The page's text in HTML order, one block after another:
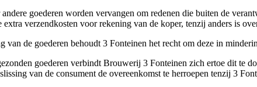
goederen worden vervangen om redenen die buiten de
verzendkosten voor rekening van de koper, tenzij anders is
van de goederen behoudt 3 Fonteinen het recht om deze in
goederen verbindt Brouwerij 3 Fonteinen zich ertoe dit te
van de consument de overeenkomst te herroepen tenzij 3